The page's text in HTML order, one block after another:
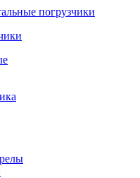
погрузчики